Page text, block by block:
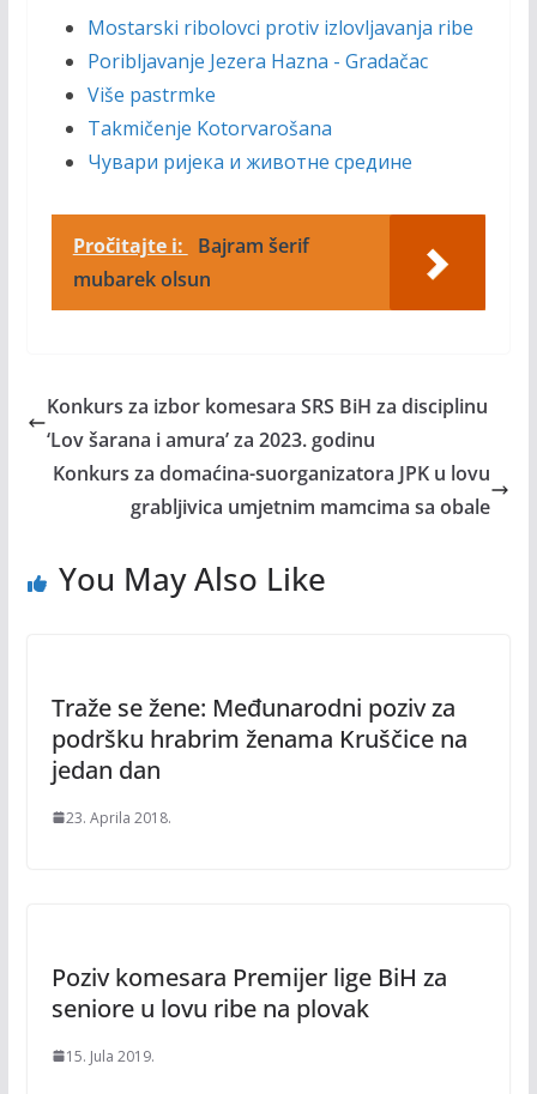
Mostarski ribolovci protiv izlovljavanja ribe
Poribljavanje Jezera Hazna - Gradačac
Više pastrmke
Takmičenje Kotorvarošana
Чувари ријека и животне средине
Pročitajte i:
Bajram šerif
mubarek olsun
Konkurs za izbor komesara SRS BiH za disciplinu
‘Lov šarana i amura’ za 2023. godinu
Konkurs za domaćina-suorganizatora JPK u lovu
grabljivica umjetnim mamcima sa obale
You May Also Like
Traže se žene: Međunarodni poziv za
podršku hrabrim ženama Kruščice na
jedan dan
23. Aprila 2018.
Poziv komesara Premijer lige BiH za
seniore u lovu ribe na plovak
15. Jula 2019.